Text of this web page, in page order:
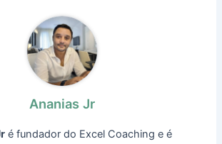
Ananias Jr
é fundador do Excel Coaching e é